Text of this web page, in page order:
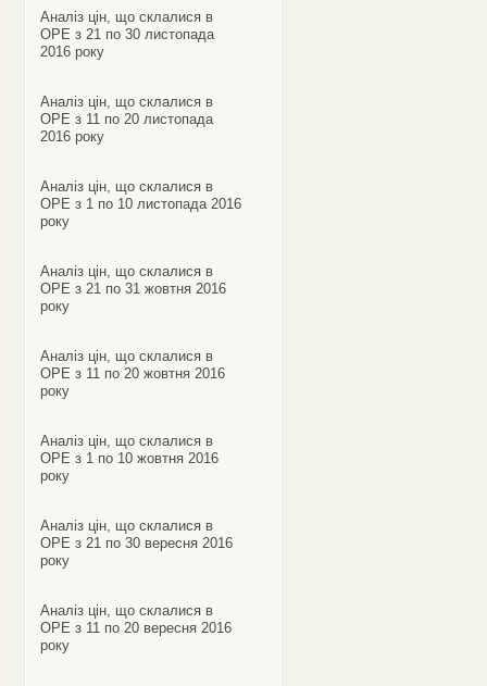
Аналіз цін, що склалися в
ОРЕ з 21 по 30 листопада
2016 року
Аналіз цін, що склалися в
ОРЕ з 11 по 20 листопада
2016 року
Аналіз цін, що склалися в
ОРЕ з 1 по 10 листопада 2016
року
Аналіз цін, що склалися в
ОРЕ з 21 по 31 жовтня 2016
року
Аналіз цін, що склалися в
ОРЕ з 11 по 20 жовтня 2016
року
Аналіз цін, що склалися в
ОРЕ з 1 по 10 жовтня 2016
року
Аналіз цін, що склалися в
ОРЕ з 21 по 30 вересня 2016
року
Аналіз цін, що склалися в
ОРЕ з 11 по 20 вересня 2016
року